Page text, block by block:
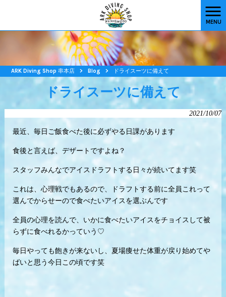
MENU
ARK Diving Shop 串本店 > Blog > ドライスーツに備えて
ドライスーツに備えて
2021/10/07
最近、毎日ご飯食べた後に必ずやる日課があります
食後と言えば、デザートですよね？
スタッフみんなでアイスドラフトする日々が続いてます笑
これは、心理戦でもあるので、ドラフトする前に全員これって
選んでからせーので食べたいアイスを選ぶんです
全員の心理を読んで、いかに食べたいアイスをチョイスして被
らずに食べれるかっていう♡
毎日やっても飽きが来ないし、夏場痩せた体重が戻り始めてや
ばいと思う今日この頃です笑